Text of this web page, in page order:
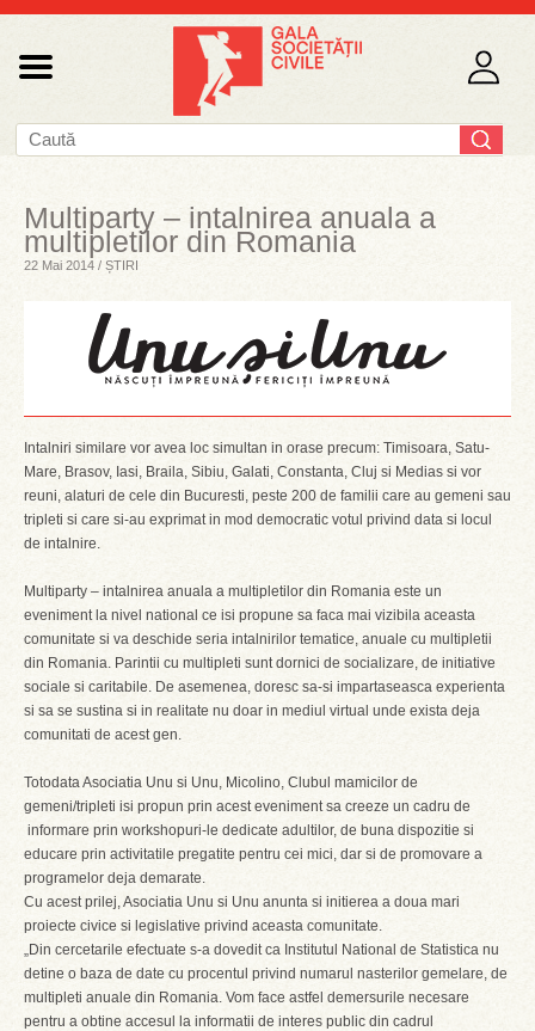
Multiparty – intalnirea anuala a
multipletilor din Romania
22 Mai 2014 / ȘTIRI
Intalniri similare vor avea loc simultan in orase precum: Timisoara, Satu-
Mare, Brasov, Iasi, Braila, Sibiu, Galati, Constanta, Cluj si Medias si vor
reuni, alaturi de cele din Bucuresti, peste 200 de familii care au gemeni sau
tripleti si care si-au exprimat in mod democratic votul privind data si locul
de intalnire.
Multiparty – intalnirea anuala a multipletilor din Romania este un
eveniment la nivel national ce isi propune sa faca mai vizibila aceasta
comunitate si va deschide seria intalnirilor tematice, anuale cu multipletii
din Romania. Parintii cu multipleti sunt dornici de socializare, de initiative
sociale si caritabile. De asemenea, doresc sa-si impartaseasca experienta
si sa se sustina si in realitate nu doar in mediul virtual unde exista deja
comunitati de acest gen.
Totodata Asociatia Unu si Unu, Micolino, Clubul mamicilor de
gemeni/tripleti isi propun prin acest eveniment sa creeze un cadru de
informare prin workshopuri-le dedicate adultilor, de buna dispozitie si
educare prin activitatile pregatite pentru cei mici, dar si de promovare a
programelor deja demarate.
Cu acest prilej, Asociatia Unu si Unu anunta si initierea a doua mari
proiecte civice si legislative privind aceasta comunitate.
„Din cercetarile efectuate s-a dovedit ca Institutul National de Statistica nu
detine o baza de date cu procentul privind numarul nasterilor gemelare, de
multipleti anuale din Romania. Vom face astfel demersurile necesare
pentru a obtine accesul la informatii de interes public din cadrul